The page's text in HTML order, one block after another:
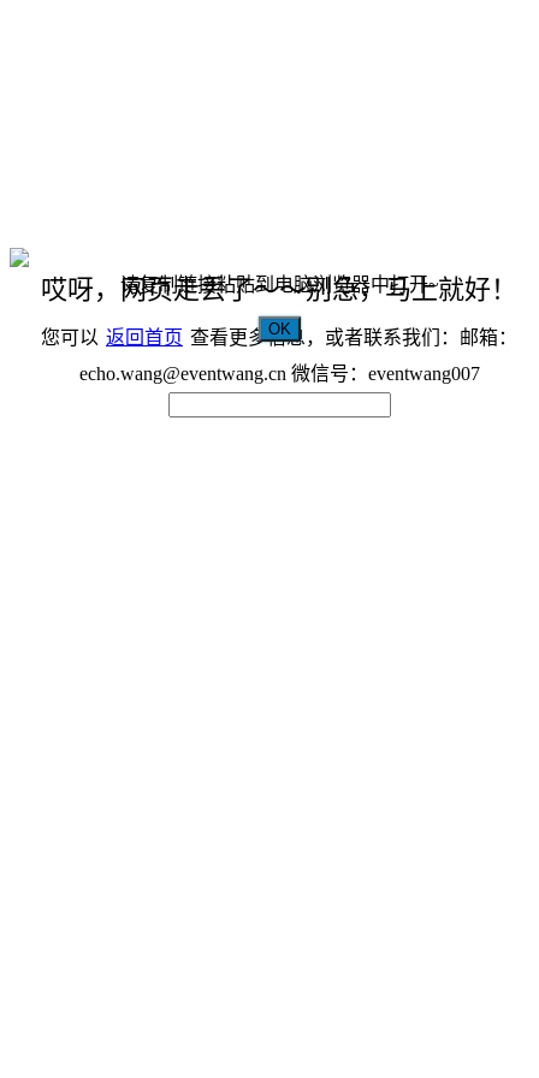
哎呀，网页走丢了～～别急，马上就好！
您可以 返回首页 查看更多信息，或者联系我们：邮箱：
echo.wang@eventwang.cn 微信号：eventwang007
请复制链接粘贴到电脑浏览器中打开~
OK